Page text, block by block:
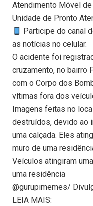
Atendimento Móvel
Unidade de Pronto
Participe do canal
as notícias no celular.
O acidente foi
cruzamento, no bairro
com o Corpo dos
vítimas fora dos
Imagens feitas no
destruídos, devido ao
uma calçada. Eles
muro de uma
Veículos atingiram
uma residência
@gurupimemes/
LEIA MAIS: